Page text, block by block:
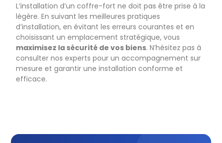
L’installation d’un coffre-fort ne doit pas être prise à la
légère. En suivant les meilleures pratiques
d’installation, en évitant les erreurs courantes et en
choisissant un emplacement stratégique, vous
maximisez la sécurité de vos biens. N’hésitez pas à
consulter nos experts pour un accompagnement sur
mesure et garantir une installation conforme et
efficace.